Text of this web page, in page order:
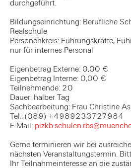
durchgeführt.
Bildungseinrichtung: Berufliche
Realschule
Personenkreis: Führungskräfte,
nur für internes Personal
Eigenbetrag Externe: 0,00 €
Eigenbetrag Interne: 0,00 €
Teilnehmende: 20
Dauer: halber Tag
Sachbearbeitung: Frau Christine
Tel.: (089) +4989233727984
E-Mail:
Gerne terminieren wir bei
nächsten Veranstaltungstermin.
Ihr Teilnahmeinteresse an die